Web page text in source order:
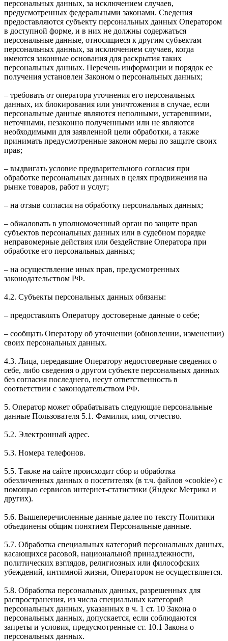
персональных данных, за исключением случаев,
предусмотренных федеральными законами. Сведения
предоставляются субъекту персональных данных Оператором
в доступной форме, и в них не должны содержаться
персональные данные, относящиеся к другим субъектам
персональных данных, за исключением случаев, когда
имеются законные основания для раскрытия таких
персональных данных. Перечень информации и порядок ее
получения установлен Законом о персональных данных;
– требовать от оператора уточнения его персональных
данных, их блокирования или уничтожения в случае, если
персональные данные являются неполными, устаревшими,
неточными, незаконно полученными или не являются
необходимыми для заявленной цели обработки, а также
принимать предусмотренные законом меры по защите своих
прав;
– выдвигать условие предварительного согласия при
обработке персональных данных в целях продвижения на
рынке товаров, работ и услуг;
– на отзыв согласия на обработку персональных данных;
– обжаловать в уполномоченный орган по защите прав
субъектов персональных данных или в судебном порядке
неправомерные действия или бездействие Оператора при
обработке его персональных данных;
– на осуществление иных прав, предусмотренных
законодательством РФ.
4.2. Субъекты персональных данных обязаны:
– предоставлять Оператору достоверные данные о себе;
– сообщать Оператору об уточнении (обновлении, изменении)
своих персональных данных.
4.3. Лица, передавшие Оператору недостоверные сведения о
себе, либо сведения о другом субъекте персональных данных
без согласия последнего, несут ответственность в
соответствии с законодательством РФ.
5. Оператор может обрабатывать следующие персональные
данные Пользователя 5.1. Фамилия, имя, отчество.
5.2. Электронный адрес.
5.3. Номера телефонов.
5.5. Также на сайте происходит сбор и обработка
обезличенных данных о посетителях (в т.ч. файлов «cookie») с
помощью сервисов интернет-статистики (Яндекс Метрика и
других).
5.6. Вышеперечисленные данные далее по тексту Политики
объединены общим понятием Персональные данные.
5.7. Обработка специальных категорий персональных данных,
касающихся расовой, национальной принадлежности,
политических взглядов, религиозных или философских
убеждений, интимной жизни, Оператором не осуществляется.
5.8. Обработка персональных данных, разрешенных для
распространения, из числа специальных категорий
персональных данных, указанных в ч. 1 ст. 10 Закона о
персональных данных, допускается, если соблюдаются
запреты и условия, предусмотренные ст. 10.1 Закона о
персональных данных.